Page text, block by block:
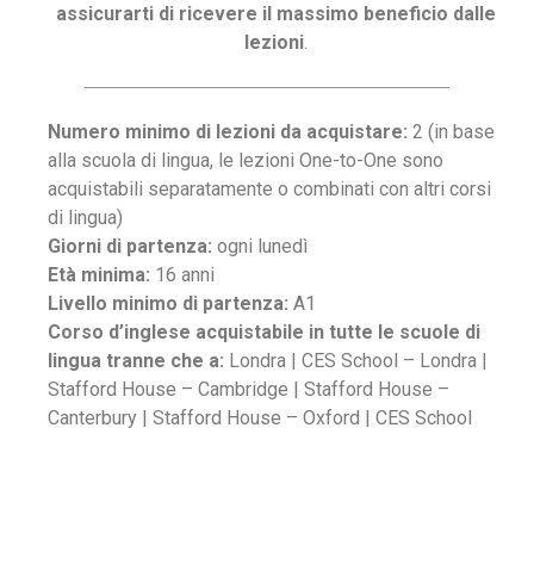
assicurarti di ricevere il massimo beneficio dalle
lezioni.
Numero minimo di lezioni da acquistare: 2 (in base
alla scuola di lingua, le lezioni One-to-One sono
acquistabili separatamente o combinati con altri corsi
di lingua)
Giorni di partenza: ogni lunedì
Età minima: 16 anni
Livello minimo di partenza: A1
Corso d’inglese acquistabile in tutte le scuole di
lingua tranne che a: Londra | CES School – Londra |
Stafford House – Cambridge | Stafford House –
Canterbury | Stafford House – Oxford | CES School